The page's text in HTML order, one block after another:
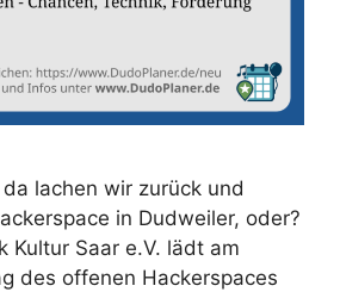
lachen wir zurück und
in Dudweiler, oder?
Kultur Saar e.V. lädt am
des offenen Hackerspaces